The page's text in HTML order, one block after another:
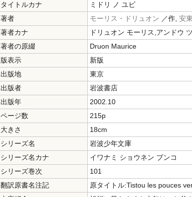
タイトルカナ
ミドリ ノ ユビ
著者
モーリス・ドリュオン ／作, 安
著者カナ
ドリュオン モーリス,アンドウ
著者の原綴
Druon Maurice
版表示
新版
出版地
東京
出版者
岩波書店
出版年
2002.10
ページ数
215p
大きさ
18cm
シリーズ名
岩波少年文庫
シリーズ名カナ
イワナミ ショウネン ブンコ
シリーズ巻次
101
翻訳原書名注記
原タイトル:Tistou les pouces